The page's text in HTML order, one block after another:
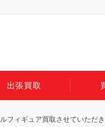
出張買取
フィギュア買取させていただ